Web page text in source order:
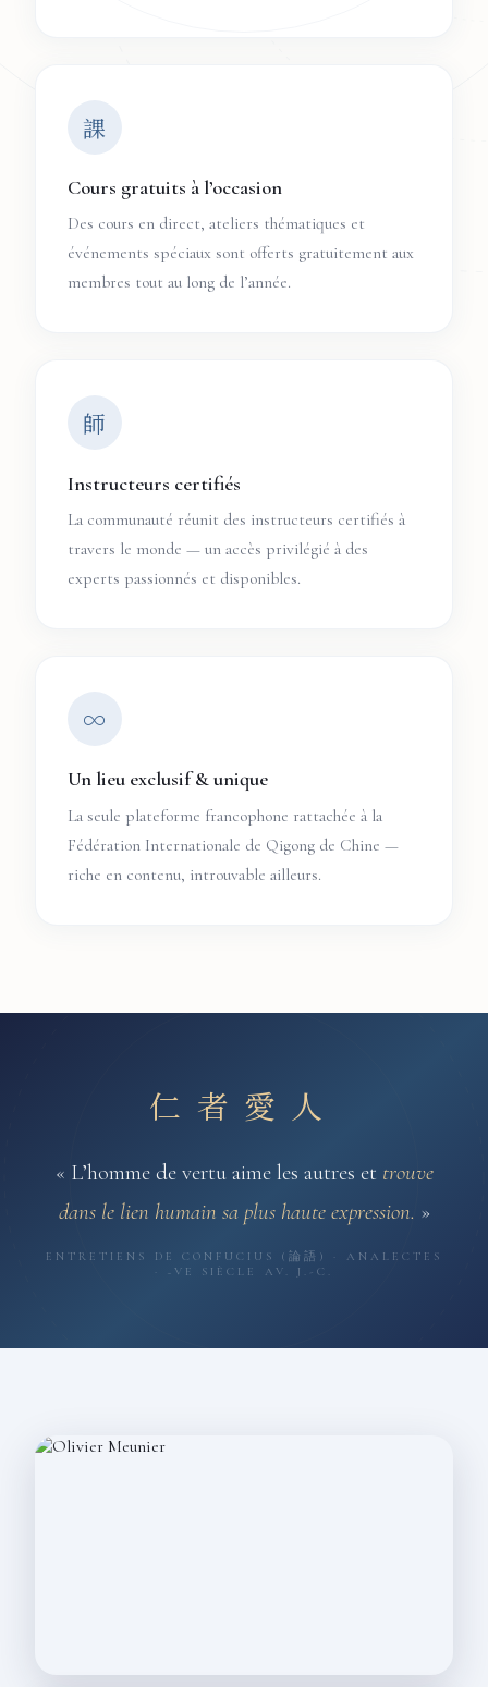
課
Cours gratuits à l’occasion
Des cours en direct, ateliers thématiques et
événements spéciaux sont offerts gratuitement aux
membres tout au long de l’année.
師
Instructeurs certifiés
La communauté réunit des instructeurs certifiés à
travers le monde — un accès privilégié à des
experts passionnés et disponibles.
∞
Un lieu exclusif & unique
La seule plateforme francophone rattachée à la
Fédération Internationale de Qigong de Chine —
riche en contenu, introuvable ailleurs.
仁者愛人
« L’homme de vertu aime les autres et trouve
dans le lien humain sa plus haute expression. »
ENTRETIENS DE CONFUCIUS (論語) · ANALECTES
· ~VE SIÈCLE AV. J.-C.